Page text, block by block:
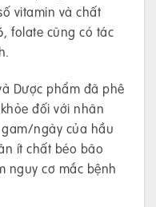
vitamin và chất
folate cũng có tác
Dược phẩm đã phê
đối với nhãn
ngày của hầu
ít chất béo bão
nguy cơ mắc bệnh